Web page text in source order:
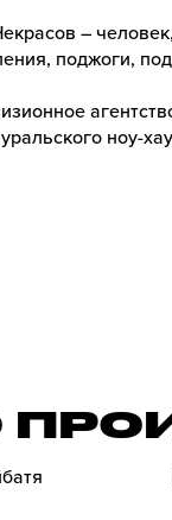
–
поджоги,
ноу-